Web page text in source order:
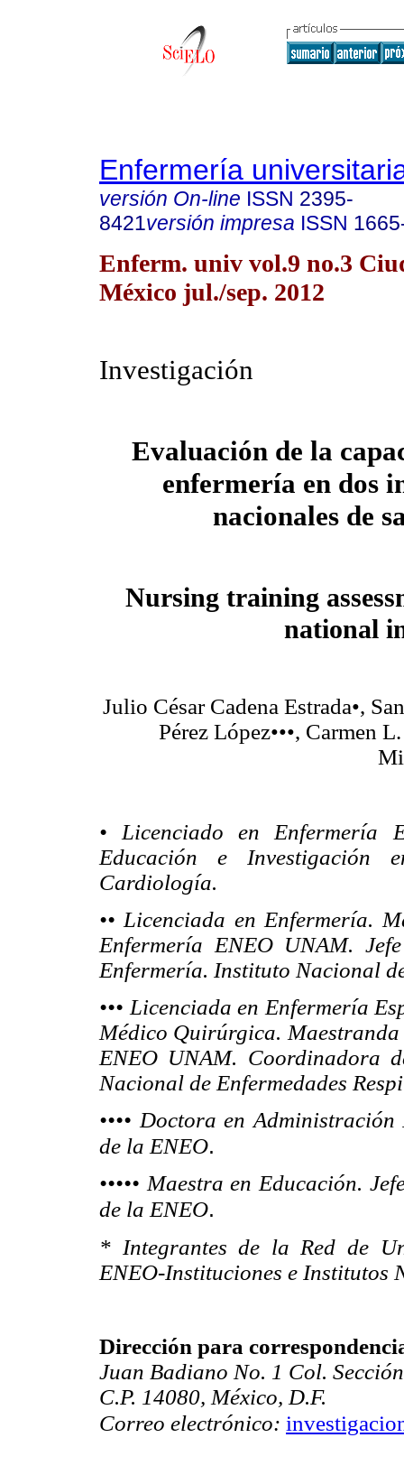
Enfermería
versión On-line ISSN 2395-
8421versión impresa ISSN
Enferm. univ vol.9 no.3
México jul./sep. 2012
Investigación
Evaluación de la
enfermería en dos
nacionales de
Nursing training
national
Julio César Cadena Estrada•,
Pérez López•••, Carmen
• Licenciado en Enfermería
Educación e Investigación
Cardiología.
•• Licenciada en Enfermería.
Enfermería ENEO UNAM.
Enfermería. Instituto Nacional
••• Licenciada en Enfermería
Médico Quirúrgica.
ENEO UNAM. Coordinadora
Nacional de Enfermedades
•••• Doctora en
de la ENEO.
••••• Maestra en Educación.
de la ENEO.
* Integrantes de la Red de
ENEO-Instituciones e Institutos
Dirección para
Juan Badiano No. 1 Col.
C.P. 14080, México, D.F.
Correo electrónico: